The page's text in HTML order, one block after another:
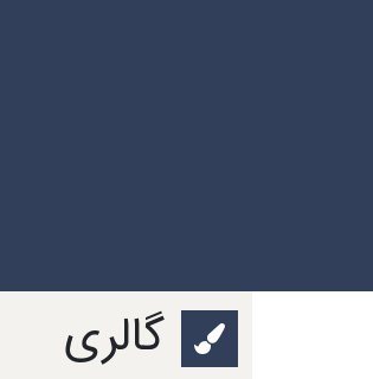
گالری